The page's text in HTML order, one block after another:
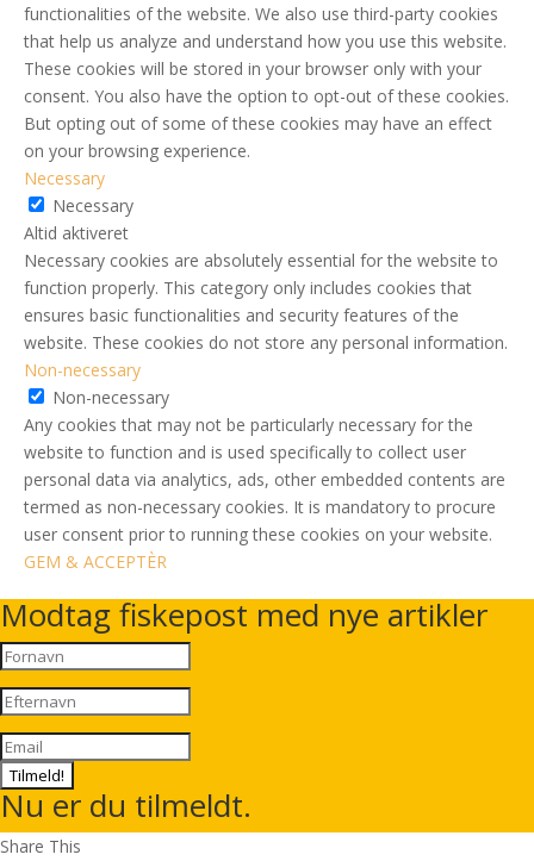
functionalities of the website. We also use third-party cookies
that help us analyze and understand how you use this website.
These cookies will be stored in your browser only with your
consent. You also have the option to opt-out of these cookies.
But opting out of some of these cookies may have an effect
on your browsing experience.
Necessary
Necessary
Altid aktiveret
Necessary cookies are absolutely essential for the website to
function properly. This category only includes cookies that
ensures basic functionalities and security features of the
website. These cookies do not store any personal information.
Non-necessary
Non-necessary
Any cookies that may not be particularly necessary for the
website to function and is used specifically to collect user
personal data via analytics, ads, other embedded contents are
termed as non-necessary cookies. It is mandatory to procure
user consent prior to running these cookies on your website.
GEM & ACCEPTÈR
Modtag fiskepost med nye artikler
Tilmeld!
Nu er du tilmeldt.
Share This